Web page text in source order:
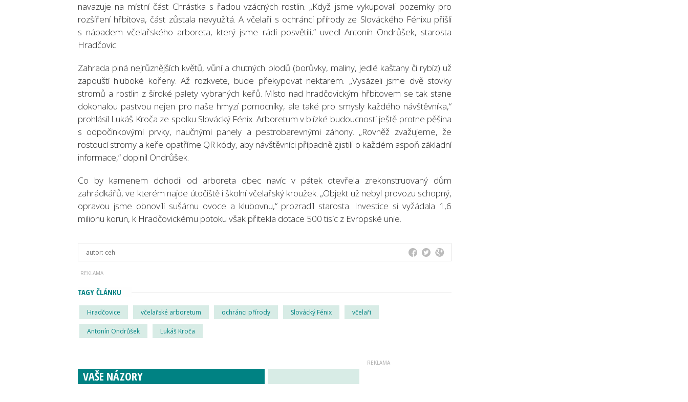
navazuje na místní část Chrástka s řadou vzácných rostlin. „Když jsme vykupovali pozemky pro
rozšíření hřbitova, část zůstala nevyužitá. A včelaři s ochránci přírody ze Slováckého Fénixu přišli
s nápadem včelařského arboreta, který jsme rádi posvětili,“ uvedl Antonín Ondrůšek, starosta
Hradčovic.
Zahrada plná nejrůznějších květů, vůní a chutných plodů (borůvky, maliny, jedlé kaštany či rybíz) už
zapouští hluboké kořeny. Až rozkvete, bude překypovat nektarem. „Vysázeli jsme dvě stovky
stromů a rostlin z široké palety vybraných keřů. Místo nad hradčovickým hřbitovem se tak stane
dokonalou pastvou nejen pro naše hmyzí pomocníky, ale také pro smysly každého návštěvníka,“
prohlásil Lukáš Kroča ze spolku Slovácký Fénix. Arboretum v blízké budoucnosti ještě protne pěšina
s odpočinkovými prvky, naučnými panely a pestrobarevnými záhony. „Rovněž zvažujeme, že
rostoucí stromy a keře opatříme QR kódy, aby návštěvníci případně zjistili o každém aspoň základní
informace,“ doplnil Ondrůšek.
Co by kamenem dohodil od arboreta obec navíc v pátek otevřela zrekonstruovaný dům
zahrádkářů, ve kterém najde útočiště i školní včelařský kroužek. „Objekt už nebyl provozu schopný,
opravou jsme obnovili sušárnu ovoce a klubovnu,“ prozradil starosta. Investice si vyžádala 1,6
milionu korun, k Hradčovickému potoku však přitekla dotace 500 tisíc z Evropské unie.
autor: ceh
TAGY ČLÁNKU
Hradčovice včelařské arboretum ochránci přírody Slovácký Fénix včelaři
Antonín Ondrůšek Lukáš Kroča
VAŠE NÁZORY